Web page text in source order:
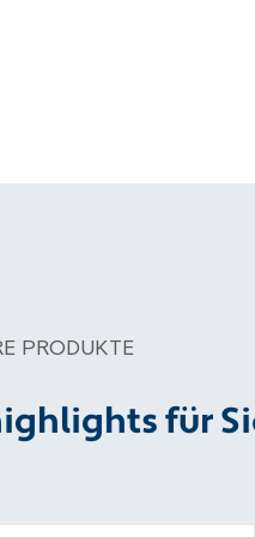
PRODUKTE
für